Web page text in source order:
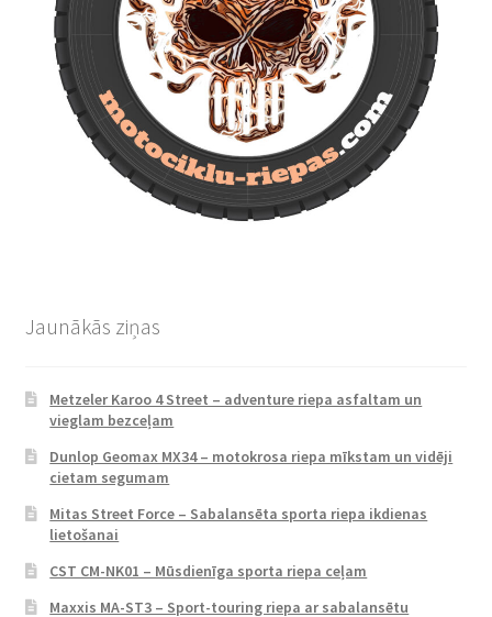
Jaunākās ziņas
Metzeler Karoo 4 Street – adventure riepa asfaltam un
vieglam bezceļam
Dunlop Geomax MX34 – motokrosa riepa mīkstam un vidēji
cietam segumam
Mitas Street Force – Sabalansēta sporta riepa ikdienas
lietošanai
CST CM-NK01 – Mūsdienīga sporta riepa ceļam
Maxxis MA-ST3 – Sport-touring riepa ar sabalansētu